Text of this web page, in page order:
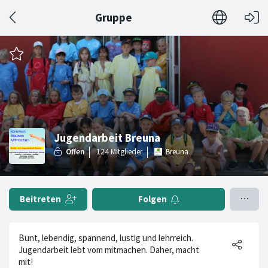
Gruppe
Jugendarbeit Breuna
Breuna
Beitreten Folgen
Bunt, lebendig, spannend, lustig und lehrreich.
Jugendarbeit lebt vom mitmachen. Daher, macht
mit!